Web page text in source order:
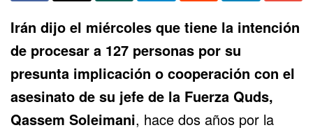
Irán dijo el miércoles que tiene la intención
de procesar a 127 personas por su
presunta implicación o cooperación con el
asesinato de su jefe de la Fuerza Quds,
Qassem Soleimani, hace dos años por la